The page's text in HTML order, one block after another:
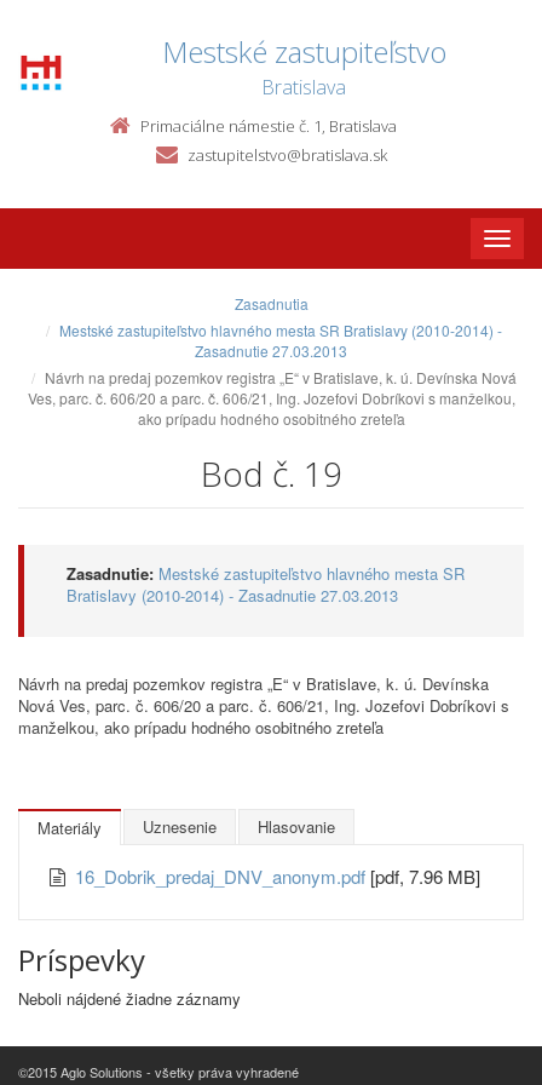
Mestské zastupiteľstvo
Bratislava
Primaciálne námestie č. 1, Bratislava
zastupitelstvo@bratislava.sk
Toggle
Zasadnutia
Mestské zastupiteľstvo hlavného mesta SR Bratislavy (2010-2014) -
Zasadnutie 27.03.2013
Návrh na predaj pozemkov registra „E“ v Bratislave, k. ú. Devínska Nová
Ves, parc. č. 606/20 a parc. č. 606/21, Ing. Jozefovi Dobríkovi s manželkou,
ako prípadu hodného osobitného zreteľa
Bod č. 19
Zasadnutie: Mestské zastupiteľstvo hlavného mesta SR
Bratislavy (2010-2014) - Zasadnutie 27.03.2013
Návrh na predaj pozemkov registra „E“ v Bratislave, k. ú. Devínska
Nová Ves, parc. č. 606/20 a parc. č. 606/21, Ing. Jozefovi Dobríkovi s
manželkou, ako prípadu hodného osobitného zreteľa
Materiály Uznesenie Hlasovanie
16_Dobrik_predaj_DNV_anonym.pdf [pdf, 7.96 MB]
Príspevky
Neboli nájdené žiadne záznamy
©2015 Aglo Solutions - všetky práva vyhradené